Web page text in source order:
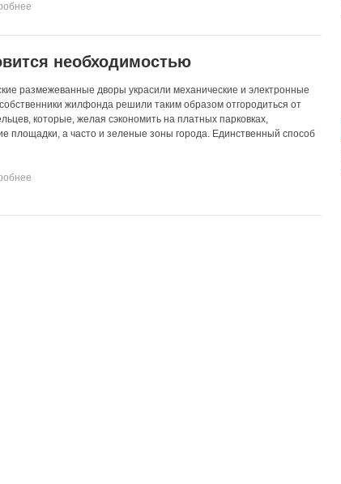
необходимостью
размежеванные дворы украсили механические и электронные
жилфонда решили таким образом отгородиться от
которые, желая сэкономить на платных парковках,
площадки, а часто и зеленые зоны города. Единственный способ